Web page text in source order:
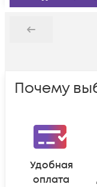
Назад
Почему
Удобная
оплата